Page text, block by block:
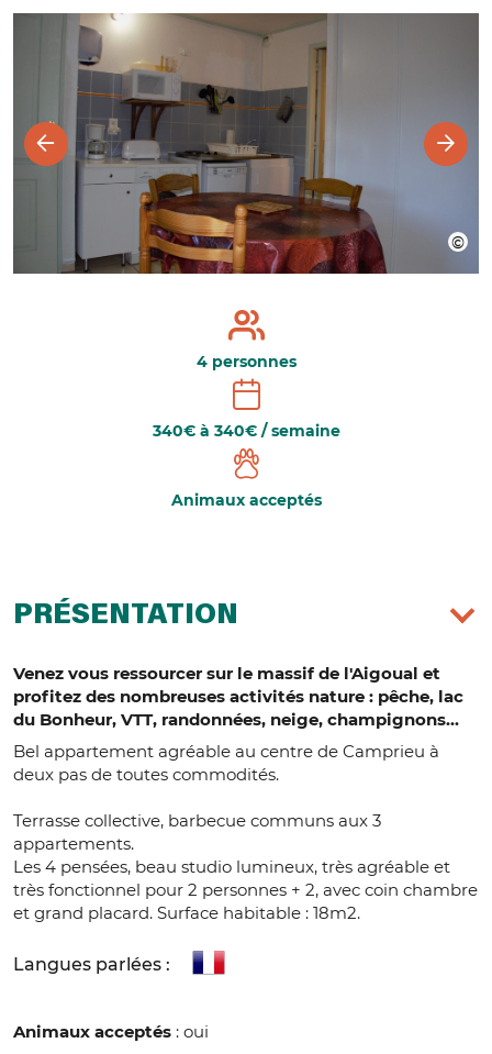
4 personnes
340€ à 340€ / semaine
Animaux acceptés
PRÉSENTATION
Venez vous ressourcer sur le massif de l'Aigoual et
profitez des nombreuses activités nature : pêche, lac
du Bonheur, VTT, randonnées, neige, champignons...
Bel appartement agréable au centre de Camprieu à
deux pas de toutes commodités.
Terrasse collective, barbecue communs aux 3
appartements.
Les 4 pensées, beau studio lumineux, très agréable et
très fonctionnel pour 2 personnes + 2, avec coin chambre
et grand placard. Surface habitable : 18m2.
Langues parlées :
Animaux acceptés : oui